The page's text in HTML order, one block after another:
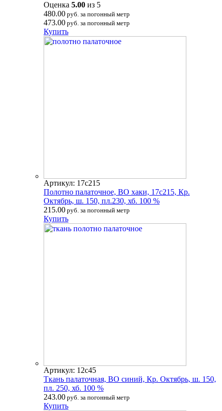
Оценка 5.00 из 5
480.00 руб. за погонный метр
473.00 руб. за погонный метр
Купить
Артикул: 17с215
Полотно палаточное, ВО хаки, 17с215, Кр.
Октябрь, ш. 150, пл.230, хб. 100 %
215.00 руб. за погонный метр
Купить
Артикул: 12с45
Ткань палаточная, ВО синий, Кр. Октябрь, ш. 150,
пл. 250, хб. 100 %
243.00 руб. за погонный метр
Купить